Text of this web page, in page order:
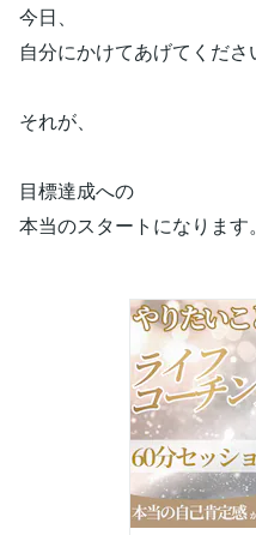
今日、
自分にかけてあげてくださ
それが、
目標達成への
本当のスタートになります。